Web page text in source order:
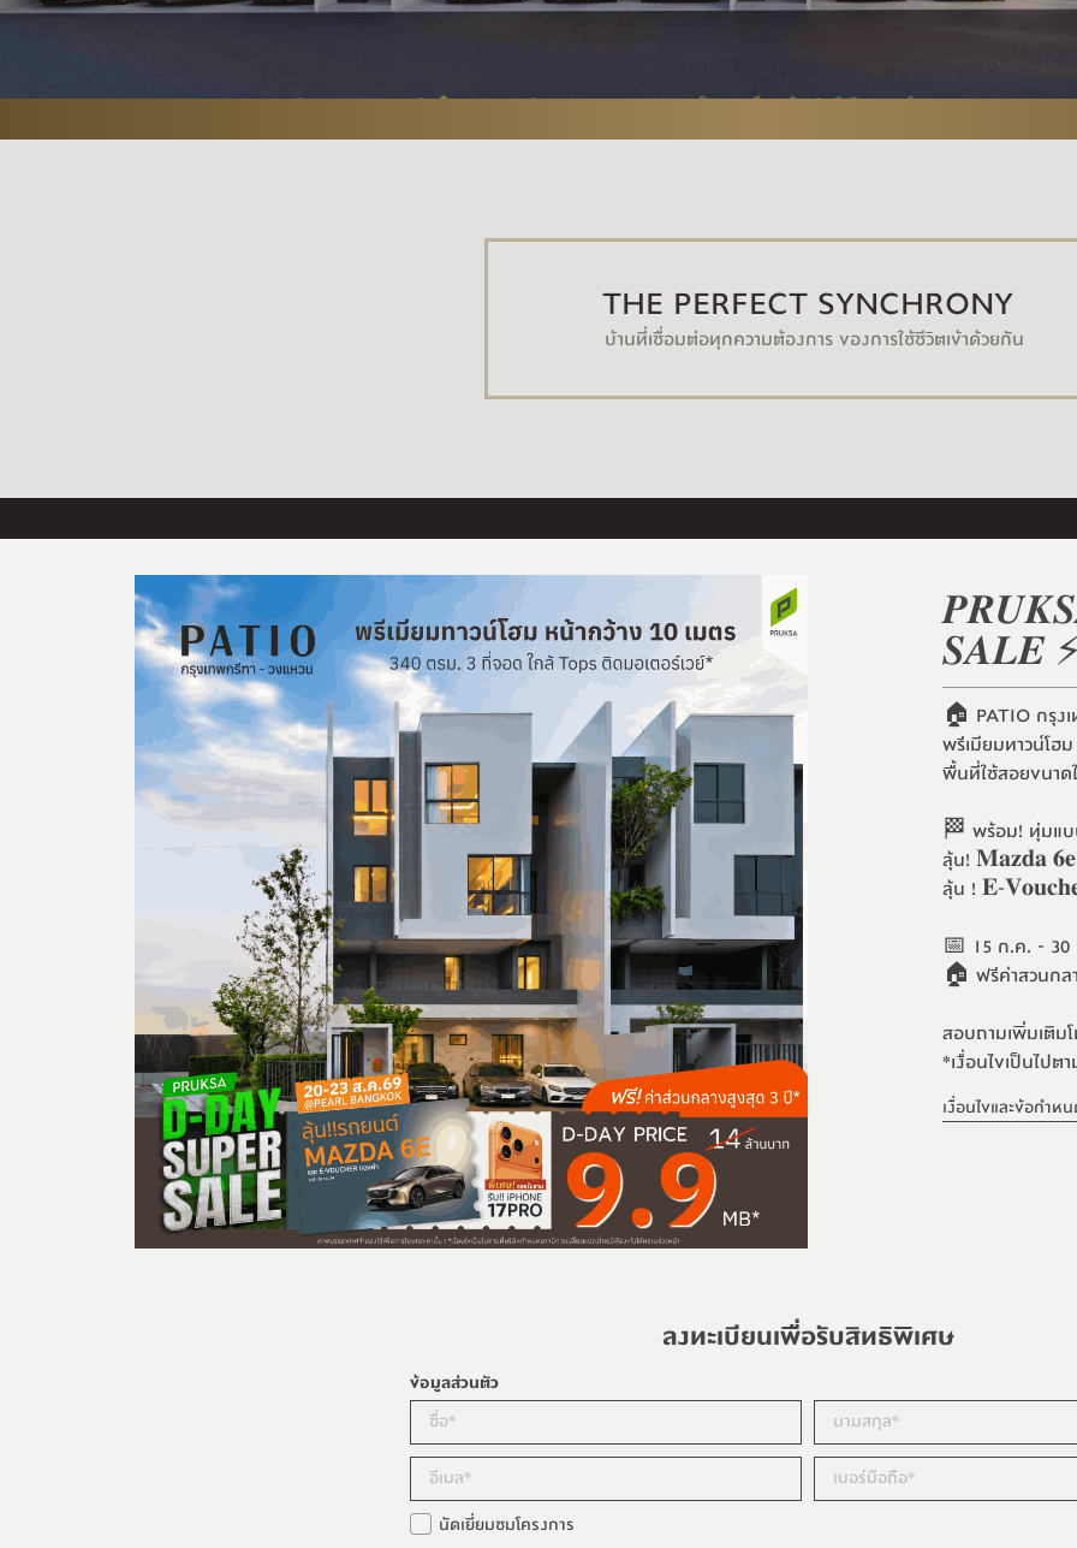
THE PERFECT SYNCHRONY
บ้านที่เชื่อมต่อทุกความต้องการ ของการใช้ชีวิตเข้าด้วยกัน
𝑺𝑨𝑳𝑬 ⚡
🏠 PATIO กรุง
พรีเมียมทาวน์โฮ
พื้นที่ใช้สอยขนา
🏁 พร้อม! ทุ่มแ
ลุ้น! 𝐌𝐚𝐳𝐝𝐚 𝟔𝐞
ลุ้น ! 𝐄-
📅 15 ก.ค. - 30
🏠 ฟรีค่าสวนกล
สอบถามเพิ่มเติม
*เงื่อนไขเป็นไป
เงื่อนไขและข้อกำห
ลงทะเบียนเพื่อรับสิทธิพิเศษ
ข้อมูลส่วนตัว
นัดเยี่ยมชมโครงการ